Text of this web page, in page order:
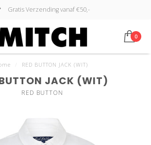
Gratis Verzending vanaf €50,-
0
RED BUTTON JACK (WIT)
JACK (WIT)
RED BUTTON